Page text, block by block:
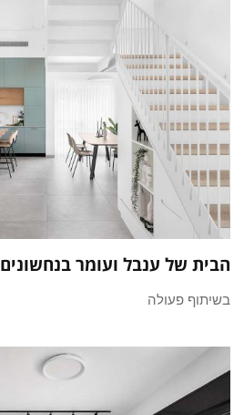
הבית של ענבל ועומר בנחשונים
בשיתוף פעולה